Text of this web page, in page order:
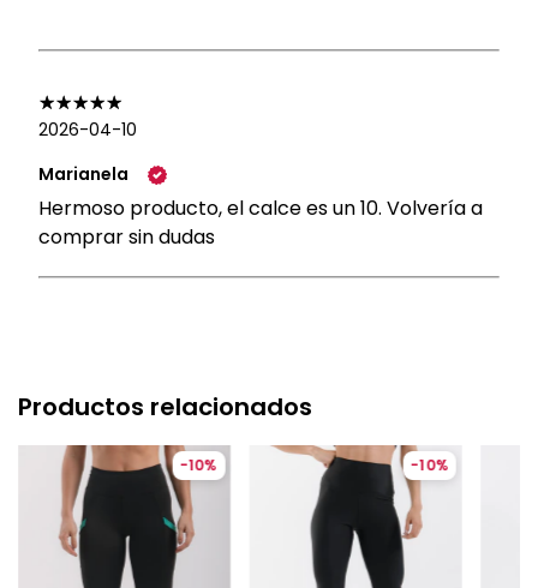
2026-04-10
Marianela
Hermoso producto, el calce es un 10. Volvería a
comprar sin dudas
Productos relacionados
-10% -10%